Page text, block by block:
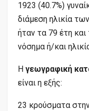
1923 (40.7%)
διάμεση ηλικία
ήταν τα 79 έτη και
νόσημα ή/και
Η γεωγραφική
είναι η εξής:
23 κρούσματα